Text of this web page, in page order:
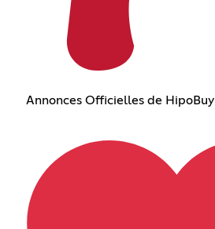
Annonces Officielles de HipoBuy